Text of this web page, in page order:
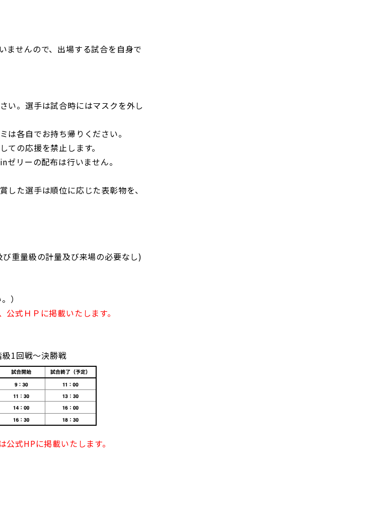
ませんので、出場する試合を自身で
い。選手は試合時にはマスクを外し
は各自でお持ち帰りください。
の応援を禁止します。
リーの配布は行いません。
た選手は順位に応じた表彰物を、
重量級の計量及び来場の必要なし)
）
式ＨＰに掲載いたします。
1回戦～決勝戦
公式HPに掲載いたします。